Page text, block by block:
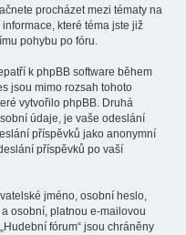
procházet mezi tématy na
které téma jste již
pohybu po fóru.
k phpBB software během
jsou mimo rozsah tohoto
vytvořilo phpBB. Druhá
údaje, je vaše odeslání
příspěvků jako anonymní
příspěvků po vaší
jméno, osobní heslo,
osobní, platnou e-mailovou
fórum“ jsou chráněny